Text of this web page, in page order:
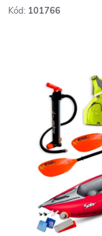
Kód: 101766